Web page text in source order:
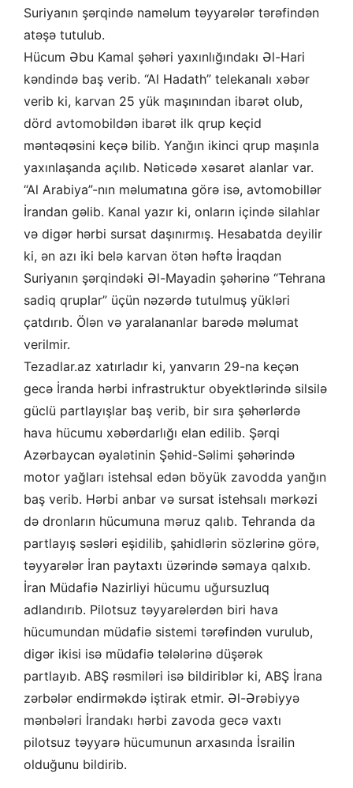
Suriyanın şərqində naməlum təyyarələr tərəfindən
atəşə tutulub.
Hücum Əbu Kamal şəhəri yaxınlığındakı Əl-Hari
kəndində baş verib. “Al Hadath” telekanalı xəbər
verib ki, karvan 25 yük maşınından ibarət olub,
dörd avtomobildən ibarət ilk qrup keçid
məntəqəsini keçə bilib. Yanğın ikinci qrup maşınla
yaxınlaşanda açılıb. Nəticədə xəsarət alanlar var.
“Al Arabiya”-nın məlumatına görə isə, avtomobillər
İrandan gəlib. Kanal yazır ki, onların içində silahlar
və digər hərbi sursat daşınırmış. Hesabatda deyilir
ki, ən azı iki belə karvan ötən həftə İraqdan
Suriyanın şərqindəki Əl-Mayadin şəhərinə “Tehrana
sadiq qruplar” üçün nəzərdə tutulmuş yükləri
çatdırıb. Ölən və yaralananlar barədə məlumat
verilmir.
Tezadlar.az xatırladır ki, yanvarın 29-na keçən
gecə İranda hərbi infrastruktur obyektlərində silsilə
güclü partlayışlar baş verib, bir sıra şəhərlərdə
hava hücumu xəbərdarlığı elan edilib. Şərqi
Azərbaycan əyalətinin Şəhid-Səlimi şəhərində
motor yağları istehsal edən böyük zavodda yanğın
baş verib. Hərbi anbar və sursat istehsalı mərkəzi
də dronların hücumuna məruz qalıb. Tehranda da
partlayış səsləri eşidilib, şahidlərin sözlərinə görə,
təyyarələr İran paytaxtı üzərində səmaya qalxıb.
İran Müdafiə Nazirliyi hücumu uğursuzluq
adlandırıb. Pilotsuz təyyarələrdən biri hava
hücumundan müdafiə sistemi tərəfindən vurulub,
digər ikisi isə müdafiə tələlərinə düşərək
partlayıb. ABŞ rəsmiləri isə bildiriblər ki, ABŞ İrana
zərbələr endirməkdə iştirak etmir. Əl-Ərəbiyyə
mənbələri İrandakı hərbi zavoda gecə vaxtı
pilotsuz təyyarə hücumunun arxasında İsrailin
olduğunu bildirib.